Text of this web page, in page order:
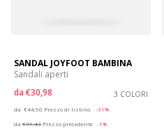
SANDAL JOYFOOT BAMBINA
Sandali aperti
da €30,98 3 COLORI
da €44,90 Prezzo di listino
-31%
da €31,43 Prezzo precedente -1%